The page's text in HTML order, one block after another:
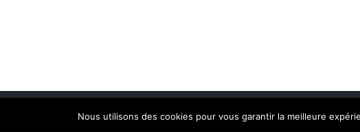
Nous utilisons des cookies pour vous garantir la meilleure